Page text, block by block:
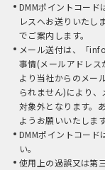
DMMポイントコー
レスへお送りいたし
でご案内します。
メール送付は、「
事情(メールアドレス
より当社からのメー
られません)により
対象外となります。
ようお願いいたします
DMMポイントコード
い。
使用上の過誤又は第